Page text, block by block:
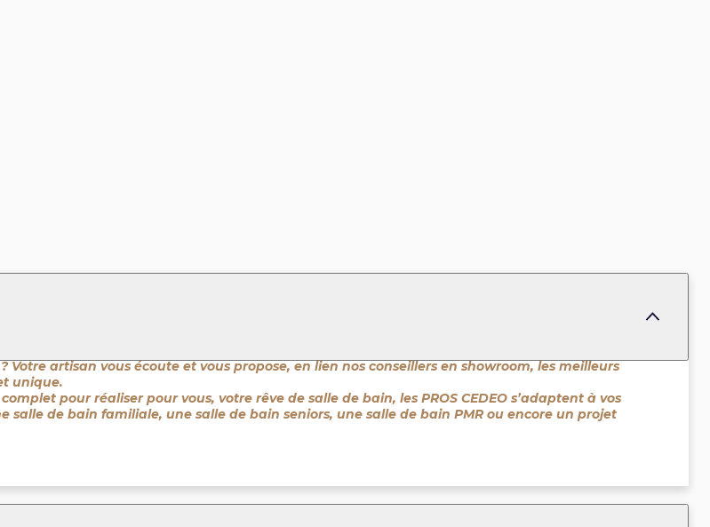
artisan vous écoute et vous propose, en lien nos conseillers en showroom, les meilleurs
unique.
pour réaliser pour vous, votre rêve de salle de bain, les PROS CEDEO s’adaptent à vos
salle de bain familiale, une salle de bain seniors, une salle de bain PMR ou encore un projet